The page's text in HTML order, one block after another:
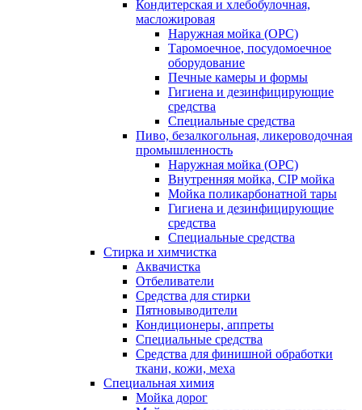
Кондитерская и хлебобулочная,
масложировая
Наружная мойка (ОРС)
Таромоечное, посудомоечное
оборудование
Печные камеры и формы
Гигиена и дезинфицирующие
средства
Специальные средства
Пиво, безалкогольная, ликероводочная
промышленность
Наружная мойка (ОРС)
Внутренняя мойка, CIP мойка
Мойка поликарбонатной тары
Гигиена и дезинфицирующие
средства
Специальные средства
Стирка и химчистка
Аквачистка
Отбеливатели
Средства для стирки
Пятновыводители
Кондиционеры, аппреты
Специальные средства
Средства для финишной обработки
ткани, кожи, меха
Специальная химия
Мойка дорог